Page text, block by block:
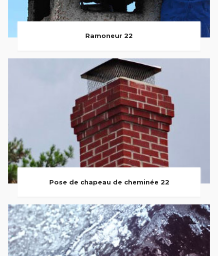
Ramoneur 22
Pose de chapeau de cheminée 22